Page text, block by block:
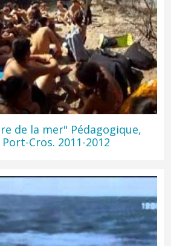
de la mer" Pédagogique,
Cros. 2011-2012